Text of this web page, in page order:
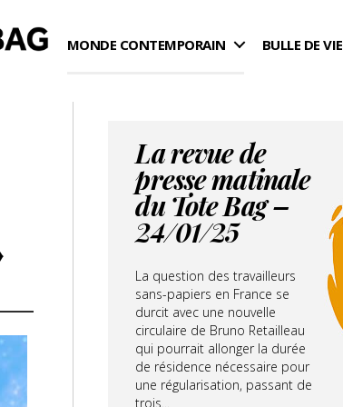
MONDE CONTEMPORAIN BULLE DE VIE
La revue de
presse matinale
du Tote Bag –
24/01/25
La question des travailleurs
sans-papiers en France se
durcit avec une nouvelle
circulaire de Bruno Retailleau
qui pourrait allonger la durée
de résidence nécessaire pour
une régularisation, passant de
trois...